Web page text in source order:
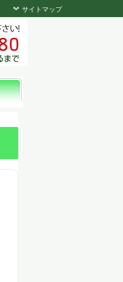
サイトマップ